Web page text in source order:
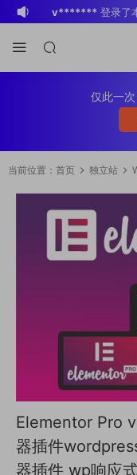
v******* 登录了
登录了
Pro v4.5.0 /购买了
Pro v4.5.0 /下载了
/v3.32.1/
/3.27.x /3.26.3
插件wordpress
公司主题模板外
v4.1.2/v4.1.1/
v3.29.2 /
/3.27.x /3.26.3
成器插件 wp响应
公司主题模板外
/v3.32.1/
v3.29.2 /
插件wordpress
成器插件 wp响
公司主题模板外
v******* 下载了
Custom Fields
/v6.3.12 高级自
Wordpress插件
仅此一
当前位置： 首页 独立站
Elementor Pro
器插件
器插件 wp响应